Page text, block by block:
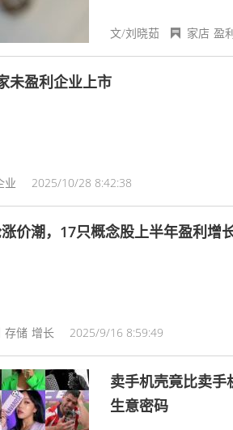
文/刘晓茹 家店 盈
未盈利企业上市
2025/10/28 8:42:38
业
价潮，17只概念股上半年盈利增
2025/9/16 8:59:49
存储 增长
卖手机壳竟比卖手
生意密码